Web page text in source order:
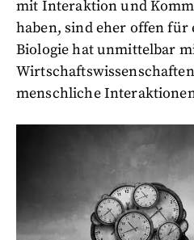
mit Interaktion und
haben, sind eher offen für
Biologie hat unmittelbar
menschliche